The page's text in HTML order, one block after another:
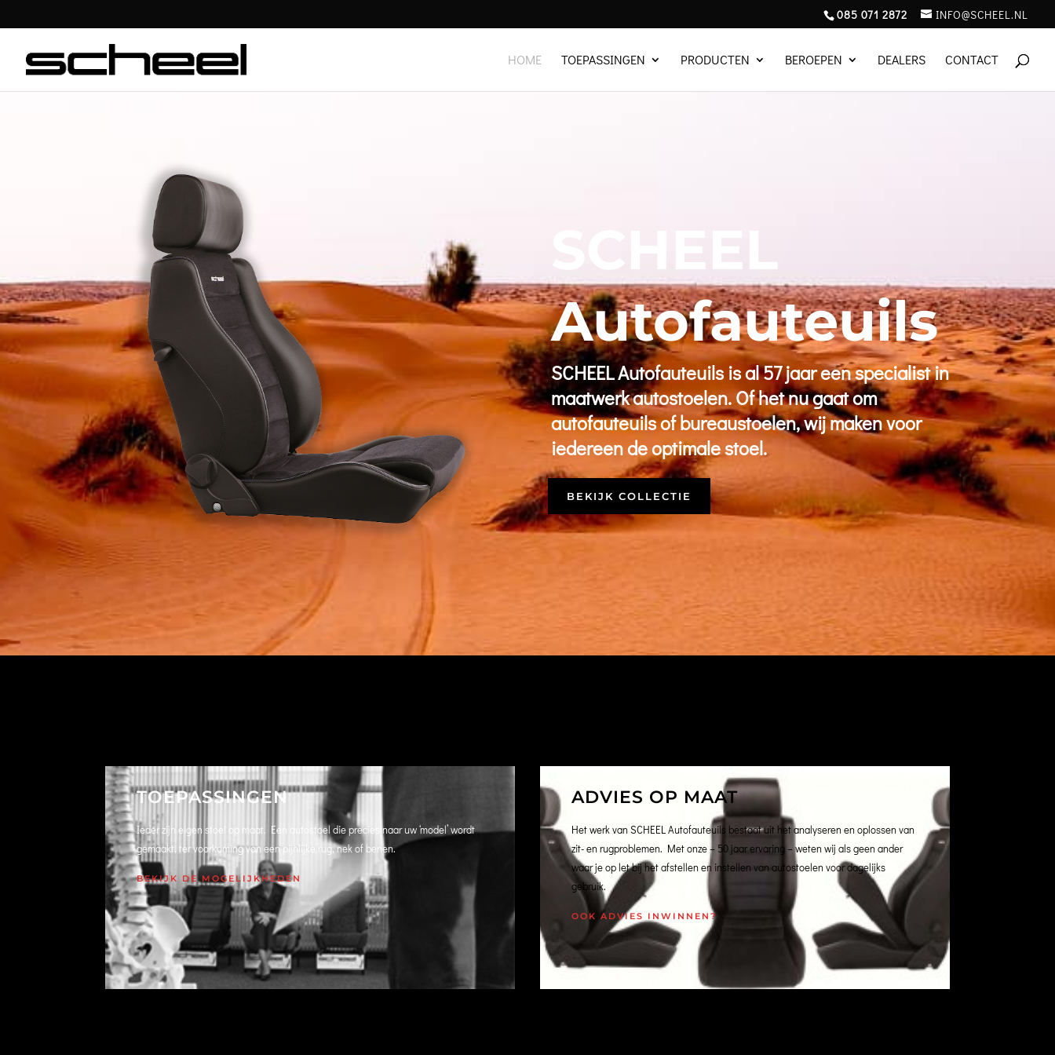
085 071 2872 INFO@SCHEEL.NL
HOME TOEPASSINGEN PRODUCTEN BEROEPEN DEALERS CONTACT
Autofauteuils
SCHEEL Autofauteuils is al 57 jaar een specialist in
maatwerk autostoelen. Of het nu gaat om
autofauteuilsof bureaustoelen, wij maken voor
iedereen de optimale stoel.
BEKIJK COLLECTIE
TOEPASSINGEN
Ieder zijn eigen stoel op maat. Een autostoel die precies naar uw ‘model’ wordt
gemaakt, ter voorkoming van een pijnlijke rug, nek of benen.
BEKIJK DE MOGELIJKHEDEN
ADVIES OP MAAT
Het werk van SCHEEL Autofauteuils bestaat uit het analyseren en oplossen van
zit- en rugproblemen. Met onze – 50 jaar ervaring – weten wij als geen ander
waar je op let bij het afstellen en instellen van autostoelen voor dagelijks
gebruik.
OOK ADVIES INWINNEN?